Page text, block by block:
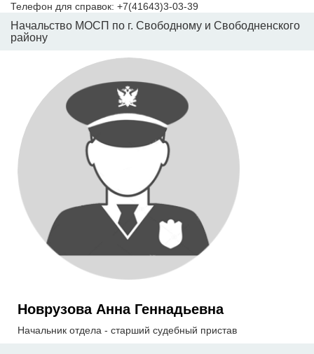
Телефон для справок: +7(41643)3-03-39
Начальство МОСП по г. Свободному и Свободненского
району
Новрузова Анна Геннадьевна
Начальник отдела - старший судебный пристав